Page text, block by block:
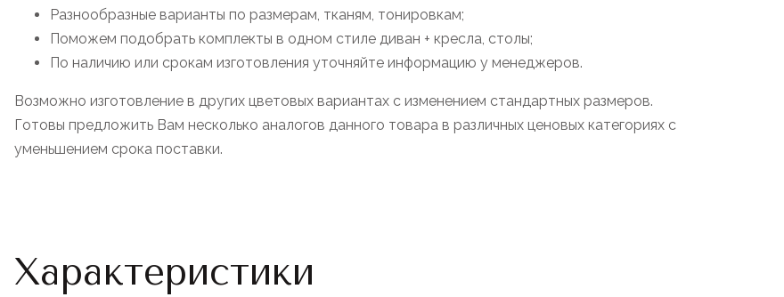
Разнообразные варианты по размерам, тканям, тонировкам;
Поможем подобрать комплекты в одном стиле диван + кресла, столы;
По наличию или срокам изготовления уточняйте информацию у менеджеров.
Возможно изготовление в других цветовых вариантах с изменением стандартных размеров.
Готовы предложить Вам несколько аналогов данного товара в различных ценовых категориях с
уменьшением срока поставки.
Характеристики